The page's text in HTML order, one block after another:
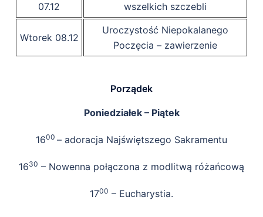
07.12
wszelkich szczebli
Wtorek 08.12
Uroczystość Niepokalanego
Poczęcia – zawierzenie
Porządek
Poniedziałek – Piątek
1600 – adoracja Najświętszego Sakramentu
1630 – Nowenna połączona z modlitwą różańcową
1700 – Eucharystia.